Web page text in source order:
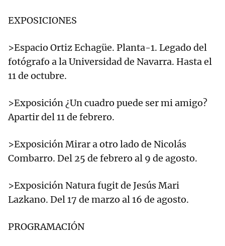
EXPOSICIONES
>Espacio Ortiz Echagüe. Planta-1. Legado del
fotógrafo a la Universidad de Navarra. Hasta el
11 de octubre.
>Exposición ¿Un cuadro puede ser mi amigo?
Apartir del 11 de febrero.
>Exposición Mirar a otro lado de Nicolás
Combarro. Del 25 de febrero al 9 de agosto.
>Exposición Natura fugit de Jesús Mari
Lazkano. Del 17 de marzo al 16 de agosto.
PROGRAMACIÓN